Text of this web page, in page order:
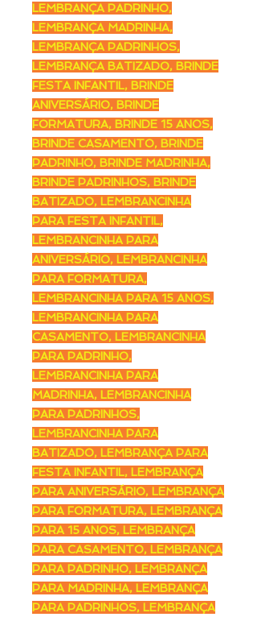
LEMBRANÇA PADRINHO,
LEMBRANÇA MADRINHA,
LEMBRANÇA PADRINHOS,
LEMBRANÇA BATIZADO, BRINDE
FESTA INFANTIL, BRINDE
ANIVERSÁRIO, BRINDE
FORMATURA, BRINDE 15 ANOS,
BRINDE CASAMENTO, BRINDE
PADRINHO, BRINDE MADRINHA,
BRINDE PADRINHOS, BRINDE
BATIZADO, LEMBRANCINHA
PARA FESTA INFANTIL,
LEMBRANCINHA PARA
ANIVERSÁRIO, LEMBRANCINHA
PARA FORMATURA,
LEMBRANCINHA PARA 15 ANOS,
LEMBRANCINHA PARA
CASAMENTO, LEMBRANCINHA
PARA PADRINHO,
LEMBRANCINHA PARA
MADRINHA, LEMBRANCINHA
PARA PADRINHOS,
LEMBRANCINHA PARA
BATIZADO, LEMBRANÇA PARA
FESTA INFANTIL, LEMBRANÇA
PARA ANIVERSÁRIO, LEMBRANÇA
PARA FORMATURA, LEMBRANÇA
PARA 15 ANOS, LEMBRANÇA
PARA CASAMENTO, LEMBRANÇA
PARA PADRINHO, LEMBRANÇA
PARA MADRINHA, LEMBRANÇA
PARA PADRINHOS, LEMBRANÇA